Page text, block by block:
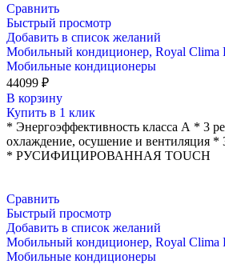
Сравнить
Быстрый просмотр
Добавить в список желаний
Мобильный кондиционер, Royal Clima
Мобильные кондиционеры
44099 ₽
В корзину
Купить в 1 клик
* Энергоэффективность класса А * 3
охлаждение, осушение и вентиляция *
* РУСИФИЦИРОВАННАЯ TOUCH
Сравнить
Быстрый просмотр
Добавить в список желаний
Мобильный кондиционер, Royal Clima
Мобильные кондиционеры